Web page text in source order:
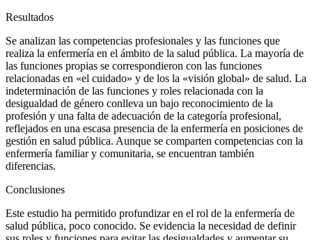
Resultados
Se analizan las competencias profesionales y las funciones que
realiza la enfermería en el ámbito de la salud pública. La mayoría de
las funciones propias se correspondieron con las funciones
relacionadas en «el cuidado» y de los la «visión global» de salud. La
indeterminación de las funciones y roles relacionada con la
desigualdad de género conlleva un bajo reconocimiento de la
profesión y una falta de adecuación de la categoría profesional,
reflejados en una escasa presencia de la enfermería en posiciones de
gestión en salud pública. Aunque se comparten competencias con la
enfermería familiar y comunitaria, se encuentran también
diferencias.
Conclusiones
Este estudio ha permitido profundizar en el rol de la enfermería de
salud pública, poco conocido. Se evidencia la necesidad de definir